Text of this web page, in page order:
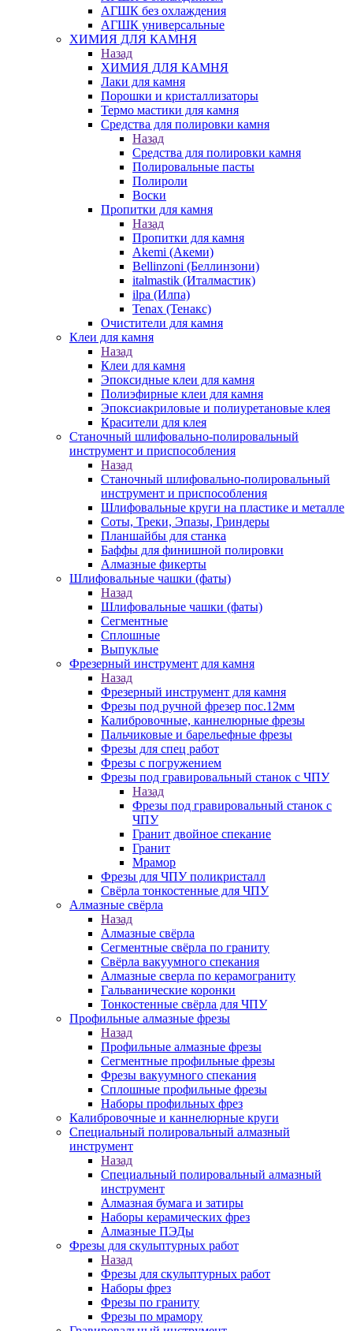
АГШК без охлаждения
АГШК универсальные
ХИМИЯ ДЛЯ КАМНЯ
Назад
ХИМИЯ ДЛЯ КАМНЯ
Лаки для камня
Порошки и кристаллизаторы
Термо мастики для камня
Средства для полировки камня
Назад
Средства для полировки камня
Полировальные пасты
Полироли
Воски
Пропитки для камня
Назад
Пропитки для камня
Akemi (Акеми)
Bellinzoni (Беллинзони)
italmastik (Италмастик)
ilpa (Илпа)
Tenax (Тенакс)
Очистители для камня
Клеи для камня
Назад
Клеи для камня
Эпоксидные клеи для камня
Полиэфирные клеи для камня
Эпоксиакриловые и полиуретановые клея
Красители для клея
Станочный шлифовально-полировальный
инструмент и приспособления
Назад
Станочный шлифовально-полировальный
инструмент и приспособления
Шлифовальные круги на пластике и металле
Соты, Треки, Эпазы, Гриндеры
Планшайбы для станка
Баффы для финишной полировки
Алмазные фикерты
Шлифовальные чашки (фаты)
Назад
Шлифовальные чашки (фаты)
Сегментные
Сплошные
Выпуклые
Фрезерный инструмент для камня
Назад
Фрезерный инструмент для камня
Фрезы под ручной фрезер пос.12мм
Калибровочные, каннелюрные фрезы
Пальчиковые и барельефные фрезы
Фрезы для спец работ
Фрезы с погружением
Фрезы под гравировальный станок с ЧПУ
Назад
Фрезы под гравировальный станок с
ЧПУ
Гранит двойное спекание
Гранит
Мрамор
Фрезы для ЧПУ поликристалл
Свёрла тонкостенные для ЧПУ
Алмазные свёрла
Назад
Алмазные свёрла
Сегментные свёрла по граниту
Свёрла вакуумного спекания
Алмазные сверла по керамограниту
Гальванические коронки
Тонкостенные свёрла для ЧПУ
Профильные алмазные фрезы
Назад
Профильные алмазные фрезы
Сегментные профильные фрезы
Фрезы вакуумного спекания
Сплошные профильные фрезы
Наборы профильных фрез
Калибровочные и каннелюрные круги
Специальный полировальный алмазный
инструмент
Назад
Специальный полировальный алмазный
инструмент
Алмазная бумага и затиры
Наборы керамических фрез
Алмазные ПЭДы
Фрезы для скульптурных работ
Назад
Фрезы для скульптурных работ
Наборы фрез
Фрезы по граниту
Фрезы по мрамору